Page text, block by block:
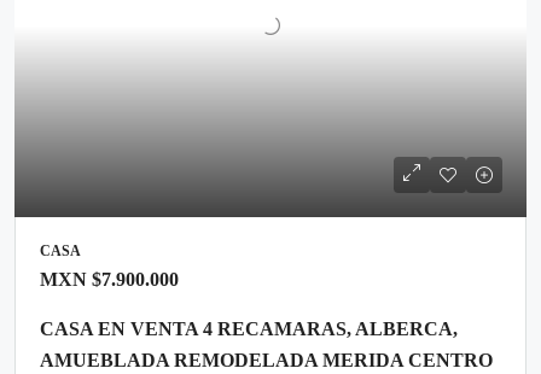
CASA
MXN $7.900.000
CASA EN VENTA 4 RECAMARAS, ALBERCA,
AMUEBLADA REMODELADA MERIDA CENTRO